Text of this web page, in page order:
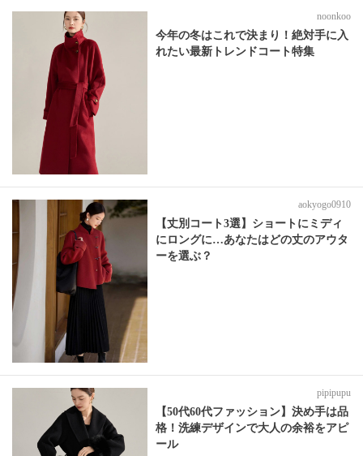
noonkoo
今年の冬はこれで決まり！絶対手に入
れたい最新トレンドコート特集
aokyogo0910
【丈別コート3選】ショートにミディ
にロングに…あなたはどの丈のアウタ
ーを選ぶ？
pipipupu
【50代60代ファッション】決め手は品
格！洗練デザインで大人の余裕をアピ
ール